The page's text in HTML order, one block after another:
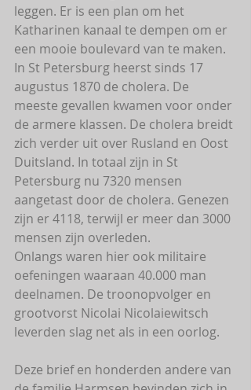
leggen. Er is een plan om het
Katharinen kanaal te dempen om er
een mooie boulevard van te maken.
In St Petersburg heerst sinds 17
augustus 1870 de cholera. De
meeste gevallen kwamen voor onder
de armere klassen. De cholera breidt
zich verder uit over Rusland en Oost
Duitsland. In totaal zijn in St
Petersburg nu 7320 mensen
aangetast door de cholera. Genezen
zijn er 4118, terwijl er meer dan 3000
mensen zijn overleden.
Onlangs waren hier ook militaire
oefeningen waaraan 40.000 man
deelnamen. De troonopvolger en
grootvorst Nicolai Nicolaiewitsch
leverden slag net als in een oorlog.
Deze brief en honderden andere van